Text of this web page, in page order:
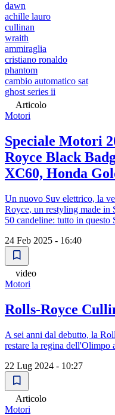
dawn
achille lauro
cullinan
wraith
ammiraglia
cristiano ronaldo
phantom
cambio automatico sat
ghost series ii
Articolo
Motori
Speciale Motori
Royce Black
XC60, Honda
Un nuovo Suv elettrico, la
Royce, un restyling made in
50 candeline: tutto in questo
24 Feb 2025 - 16:40
video
Motori
Rolls-Royce
A sei anni dal debutto, la
restare la regina dell'Olimpo
22 Lug 2024 - 10:27
Articolo
Motori